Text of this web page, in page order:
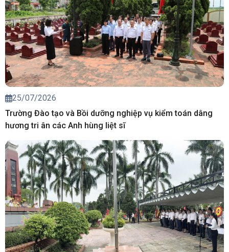
25/07/2026
Trường Đào tạo và Bồi dưỡng nghiệp vụ kiểm toán dâng
hương tri ân các Anh hùng liệt sĩ